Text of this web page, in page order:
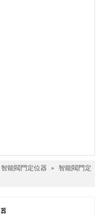
智能閥門定位器 »
智能閥門定